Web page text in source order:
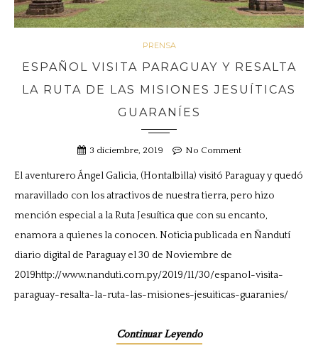
PRENSA
ESPAÑOL VISITA PARAGUAY Y RESALTA
LA RUTA DE LAS MISIONES JESUÍTICAS
GUARANÍES
3 diciembre, 2019 No Comment
El aventurero Ángel Galicia, (Hontalbilla) visitó Paraguay y quedó
maravillado con los atractivos de nuestra tierra, pero hizo
mención especial a la Ruta Jesuítica que con su encanto,
enamora a quienes la conocen. Noticia publicada en Ñandutí
diario digital de Paraguay el 30 de Noviembre de
2019http://www.nanduti.com.py/2019/11/30/espanol-visita-
paraguay-resalta-la-ruta-las-misiones-jesuiticas-guaranies/
Continuar Leyendo